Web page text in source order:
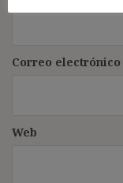
Correo electrónico
Web